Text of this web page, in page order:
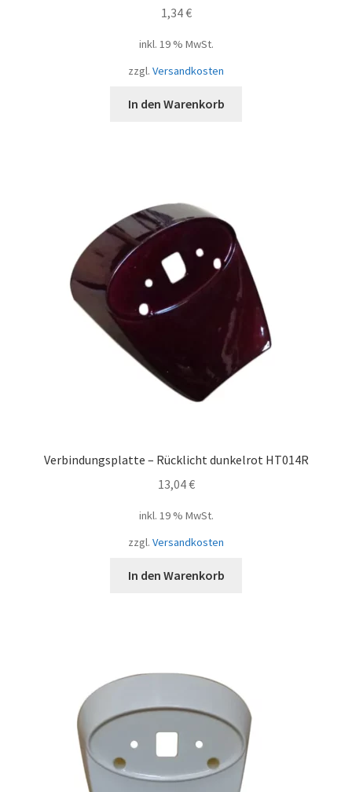
1,34€
inkl. 19 % MwSt.
zzgl. Versandkosten
In den Warenkorb
Verbindungsplatte – Rücklicht dunkelrot HT014R
13,04€
inkl. 19 % MwSt.
zzgl. Versandkosten
In den Warenkorb